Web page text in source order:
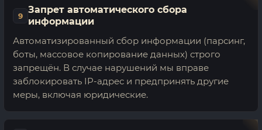
9
Запрет автоматического сбора
информации
Автоматизированный сбор информации (парсинг,
боты, массовое копирование данных) строго
запрещён. В случае нарушений мы вправе
заблокировать IP-адрес и предпринять другие
меры, включая юридические.